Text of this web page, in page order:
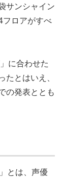
サンシャイン
フロアがすべ
に合わせた
とはいえ、
の発表ととも
とは、声優